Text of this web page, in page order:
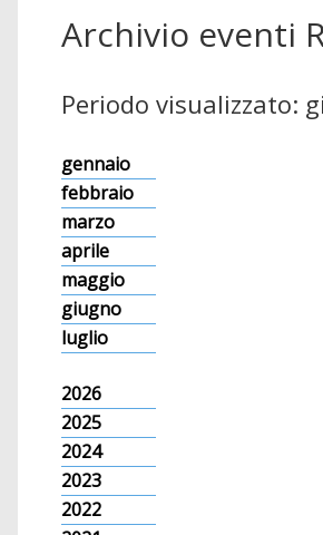
Archivio eventi
Periodo visualizzato:
gennaio
febbraio
marzo
aprile
maggio
giugno
luglio
2026
2025
2024
2023
2022